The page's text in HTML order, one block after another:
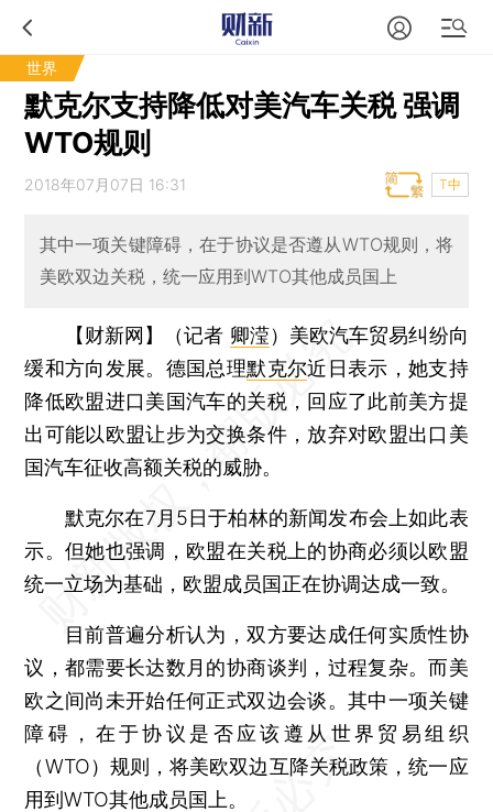
世界
默克尔支持降低对美汽车关税 强调
WTO规则
2018年07月07日 16:31 T中
其中一项关键障碍，在于协议是否遵从WTO规则，将
美欧双边关税，统一应用到WTO其他成员国上
【财新网】（记者 卿滢） 美欧汽车贸易纠纷向
缓和方向发展。德国总理默克尔近日表示，她支持
降低欧盟进口美国汽车的关税，回应了此前美方提
出可能以欧盟让步为交换条件，放弃对欧盟出口美
国汽车征收高额关税的威胁。
默克尔在7月5日于柏林的新闻发布会上如此表
示。但她也强调，欧盟在关税上的协商必须以欧盟
统一立场为基础，欧盟成员国正在协调达成一致。
目前普遍分析认为，双方要达成任何实质性协
议，都需要长达数月的协商谈判，过程复杂。而美
欧之间尚未开始任何正式双边会谈。其中一项关键
障碍，在于协议是否应该遵从世界贸易组织
（WTO）规则，将美欧双边互降关税政策，统一应
用到WTO其他成员国上。